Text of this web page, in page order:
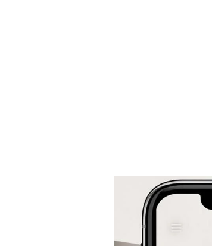
Изображение события